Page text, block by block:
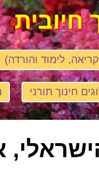
חיובית
לימוד והורדה)
חינוך תורני